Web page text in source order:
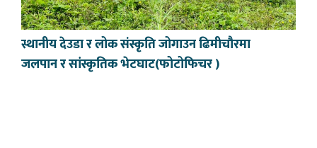
स्थानीय देउडा र लोक संस्कृति जोगाउन ढिमीचौरमा
जलपान र सांस्कृतिक भेटघाट(फोटोफिचर )